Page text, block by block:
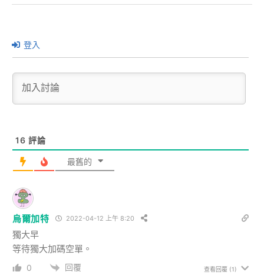
登入
16 評論
最舊的
烏爾加特 2022-04-12 上午 8:20
獨大早
等待獨大加碼空單。
0 回覆 查看回覆 (1)